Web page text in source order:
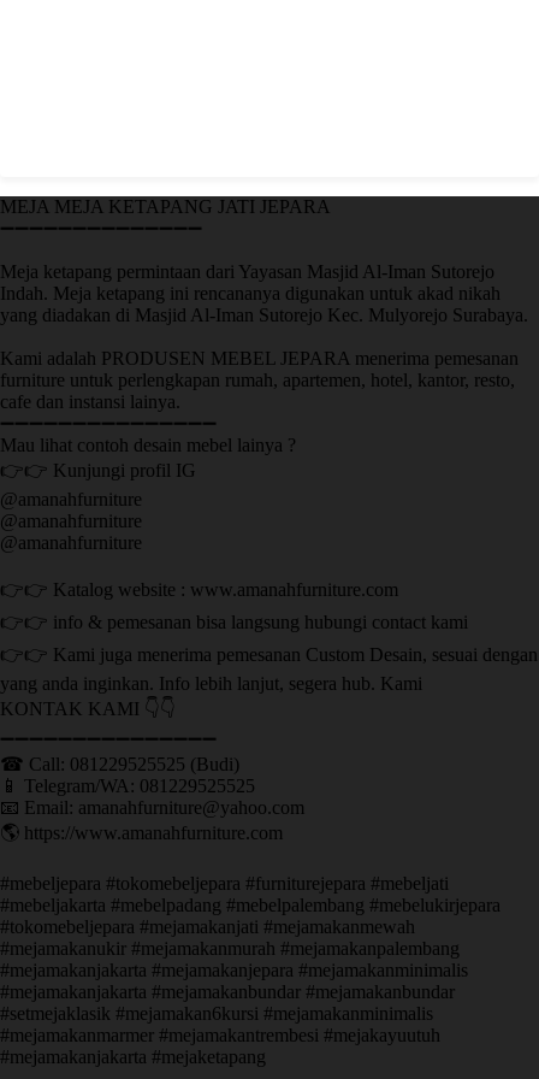
MEJA MEJA KETAPANG JATI JEPARA
➖➖➖➖➖➖➖➖➖➖➖➖➖➖
Meja ketapang permintaan dari Yayasan Masjid Al-Iman Sutorejo
Indah. Meja ketapang ini rencananya digunakan untuk akad nikah
yang diadakan di Masjid Al-Iman Sutorejo Kec. Mulyorejo Surabaya.
Kami adalah PRODUSEN MEBEL JEPARA menerima pemesanan
furniture untuk perlengkapan rumah, apartemen, hotel, kantor, resto,
cafe dan instansi lainya.
➖➖➖➖➖➖➖➖➖➖➖➖➖➖➖
Mau lihat contoh desain mebel lainya ?
👉👉 Kunjungi profil IG
@amanahfurniture
@amanahfurniture
@amanahfurniture
👉👉 Katalog website : www.amanahfurniture.com
👉👉 info & pemesanan bisa langsung hubungi contact kami
👉👉 Kami juga menerima pemesanan Custom Desain, sesuai dengan
yang anda inginkan. Info lebih lanjut, segera hub. Kami
KONTAK KAMI 👇👇
➖➖➖➖➖➖➖➖➖➖➖➖➖➖➖ ㅤ
☎ Call: 081229525525 (Budi)
📱 Telegram/WA: 081229525525
📧 Email: amanahfurniture@yahoo.com
🌎 https://www.amanahfurniture.com
#mebeljepara #tokomebeljepara #furniturejepara #mebeljati
#mebeljakarta #mebelpadang #mebelpalembang #mebelukirjepara
#tokomebeljepara #mejamakanjati #mejamakanmewah
#mejamakanukir #mejamakanmurah #mejamakanpalembang
#mejamakanjakarta #mejamakanjepara #mejamakanminimalis
#mejamakanjakarta #mejamakanbundar #mejamakanbundar
#setmejaklasik #mejamakan6kursi #mejamakanminimalis
#mejamakanmarmer #mejamakantrembesi #mejakayuutuh
#mejamakanjakarta #mejaketapang